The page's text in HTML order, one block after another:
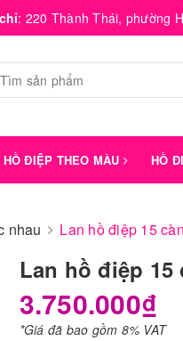
: 220 Thành Thái, phường
HỒ ĐIỆP THEO MÀU HỒ
nhau Lan hồ điệp 15
Lan hồ điệp 15
3.750.000₫
*Giá đã bao gồm 8% VAT